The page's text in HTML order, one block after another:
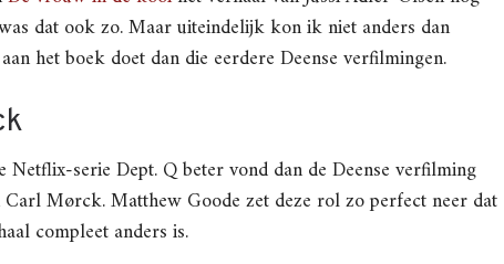
dat ook zo. Maar uiteindelijk kon ik niet anders dan
het boek doet dan die eerdere Deense verfilmingen.
serie Dept. Q beter vond dan de Deense verfilming
Mørck. Matthew Goode zet deze rol zo perfect neer dat
compleet anders is.